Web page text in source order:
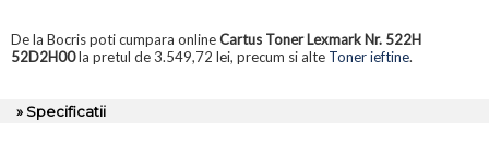
De la Bocris poti cumpara onlineCartus Toner Lexmark Nr. 522H
52D2H00la pretul de 3.549,72 lei, precum si alte Toner ieftine.
» Specificatii